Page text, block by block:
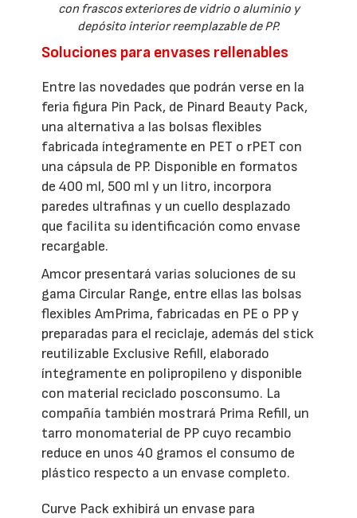
con frascos exteriores de vidrio o aluminio y
depósito interior reemplazable de PP.
Soluciones para envases rellenables
Entre las novedades que podrán verse en la
feria figura Pin Pack, de Pinard Beauty Pack,
una alternativa a las bolsas flexibles
fabricada íntegramente en PET o rPET con
una cápsula de PP. Disponible en formatos
de 400 ml, 500 ml y un litro, incorpora
paredes ultrafinas y un cuello desplazado
que facilita su identificación como envase
recargable.
Amcor presentará varias soluciones de su
gama Circular Range, entre ellas las bolsas
flexibles AmPrima, fabricadas en PE o PP y
preparadas para el reciclaje, además del stick
reutilizable Exclusive Refill, elaborado
íntegramente en polipropileno y disponible
con material reciclado posconsumo. La
compañía también mostrará Prima Refill, un
tarro monomaterial de PP cuyo recambio
reduce en unos 40 gramos el consumo de
plástico respecto a un envase completo.
Curve Pack exhibirá un envase para